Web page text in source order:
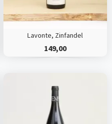
Lavonte, Zinfandel
149,00